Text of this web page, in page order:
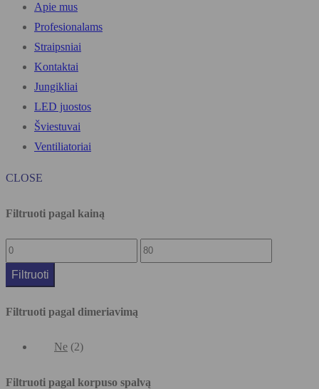
Apie mus
Profesionalams
Straipsniai
Kontaktai
Jungikliai
LED juostos
Šviestuvai
Ventiliatoriai
CLOSE
Filtruoti pagal kainą
Filtruoti
Filtruoti pagal dimeriavimą
Ne (2)
Filtruoti pagal korpuso spalvą